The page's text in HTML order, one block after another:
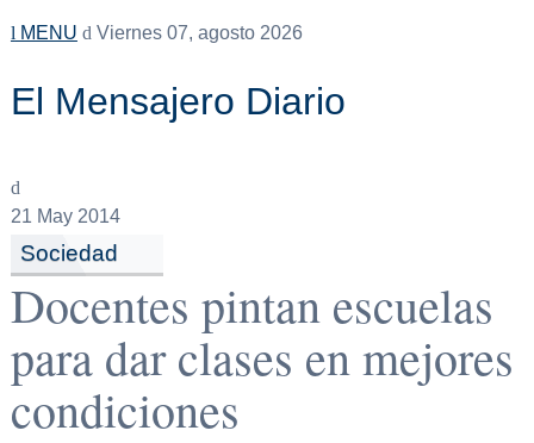
MENU Viernes 07, agosto 2026
El Mensajero Diario
21 May 2014
Sociedad
Docentes pintan escuelas
para dar clases en mejores
condiciones